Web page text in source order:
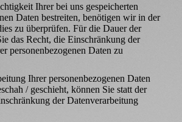
Ihrer bei uns gespeicherten
Daten bestreiten, benötigen wir in der
zu überprüfen. Für die Dauer der
das Recht, die Einschränkung der
personenbezogenen Daten zu
Ihrer personenbezogenen Daten
/ geschieht, können Sie statt der
der Datenverarbeitung